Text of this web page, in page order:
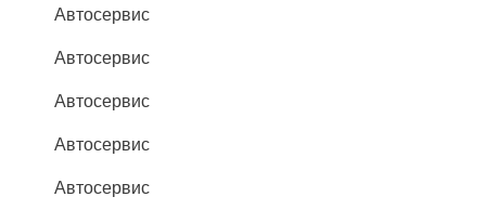
Автосервис
Автосервис
Автосервис
Автосервис
Автосервис